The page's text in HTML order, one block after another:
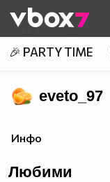
👾
🎉 PARTY TIME
eveto_97
Инфо
Любими